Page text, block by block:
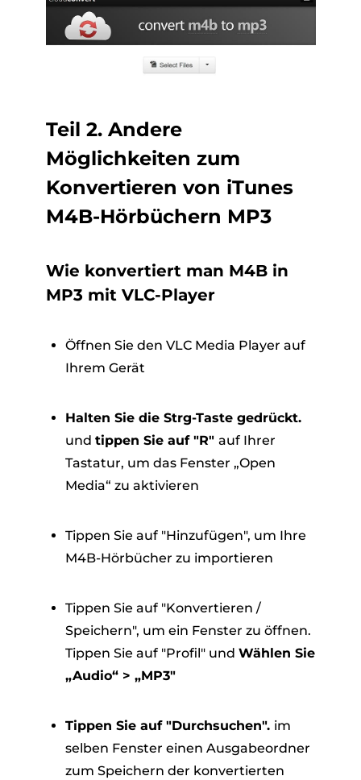
Teil 2. Andere
Möglichkeiten zum
Konvertieren von iTunes
M4B-Hörbüchern MP3
Wie konvertiert man M4B in
MP3 mit VLC-Player
Öffnen Sie den VLC Media Player auf
Ihrem Gerät
Halten Sie die Strg-Taste gedrückt.
und tippen Sie auf "R" auf Ihrer
Tastatur, um das Fenster „Open
Media“ zu aktivieren
Tippen Sie auf "Hinzufügen", um Ihre
M4B-Hörbücher zu importieren
Tippen Sie auf "Konvertieren /
Speichern", um ein Fenster zu öffnen.
Tippen Sie auf "Profil" und Wählen Sie
„Audio“ > „MP3"
Tippen Sie auf "Durchsuchen". im
selben Fenster einen Ausgabeordner
zum Speichern der konvertierten